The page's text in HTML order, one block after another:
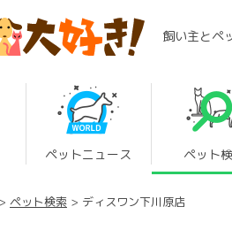
飼い主とペ
ペットニュース ペット
ペット検索 ディスワン下川原店